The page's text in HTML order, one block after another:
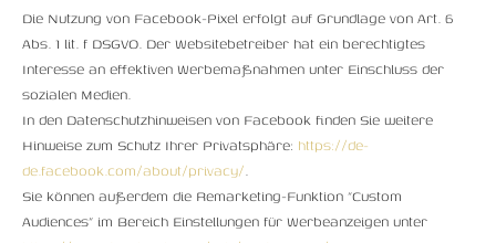
Die Nutzung von Facebook-Pixel erfolgt auf Grundlage von Art. 6
Abs. 1 lit. f DSGVO. Der Websitebetreiber hat ein berechtigtes
Interesse an effektiven Werbemaßnahmen unter Einschluss der
sozialen Medien.
In den Datenschutzhinweisen von Facebook finden Sie weitere
Hinweise zum Schutz Ihrer Privatsphäre: https://de-
de.facebook.com/about/privacy/.
Sie können außerdem die Remarketing-Funktion “Custom
Audiences” im Bereich Einstellungen für Werbeanzeigen unter